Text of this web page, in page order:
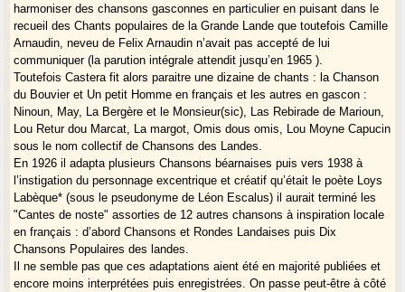
harmoniser des chansons gasconnes en particulier en puisant dans le
recueil des Chants populaires de la Grande Lande que toutefois Camille
Arnaudin, neveu de Felix Arnaudin n’avait pas accepté de lui
communiquer (la parution intégrale attendit jusqu’en 1965 ).
Toutefois Castera fit alors paraitre une dizaine de chants : la Chanson
du Bouvier et Un petit Homme en français et les autres en gascon :
Ninoun, May, La Bergère et le Monsieur(sic), Las Rebirade de Marioun,
Lou Retur dou Marcat, La margot, Omis dous omis, Lou Moyne Capucin
sous le nom collectif de Chansons des Landes.
En 1926 il adapta plusieurs Chansons béarnaises puis vers 1938 à
l’instigation du personnage excentrique et créatif qu’était le poète Loys
Labèque* (sous le pseudonyme de Léon Escalus) il aurait terminé les
"Cantes de noste" assorties de 12 autres chansons à inspiration locale
en français : d’abord Chansons et Rondes Landaises puis Dix
Chansons Populaires des landes.
Il ne semble pas que ces adaptations aient été en majorité publiées et
encore moins interprétées puis enregistrées. On passe peut-être à côté